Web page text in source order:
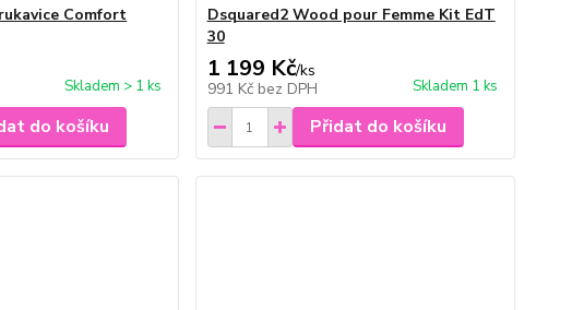
Comfort
Skladem > 1 ks
do košíku
Dsquared2 Wood pour Femme Kit EdT
30
1 199 Kč/ks
991 Kč bez DPH Skladem 1 ks
Přidat do košíku